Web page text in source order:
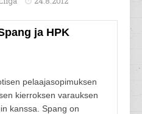
ja HPK
pelaajasopimuksen
kierroksen varauksen
kanssa. Spang on